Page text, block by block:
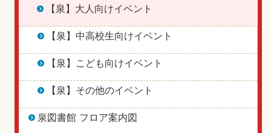
【泉】大人向けイベント
【泉】中高校生向けイベント
【泉】こども向けイベント
【泉】その他のイベント
泉図書館 フロア案内図